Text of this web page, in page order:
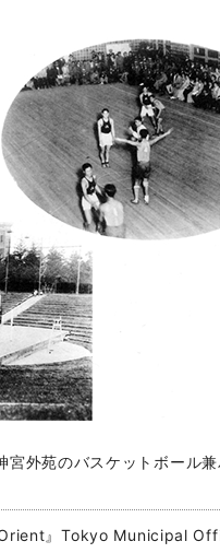
外苑のバスケットボール兼
』Tokyo Municipal